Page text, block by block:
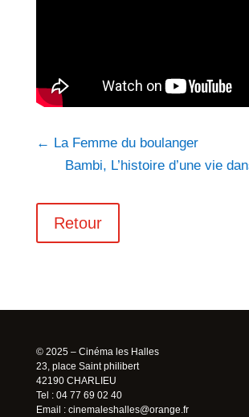
← La Femme du boulanger
Bambi, L’histoire d’une vie
Retour
© 2025 – Cinéma les Halles
23, place Saint philibert
42190 CHARLIEU
Tel : 04 77 69 02 40
Email : cinemaleshalles@orange.fr